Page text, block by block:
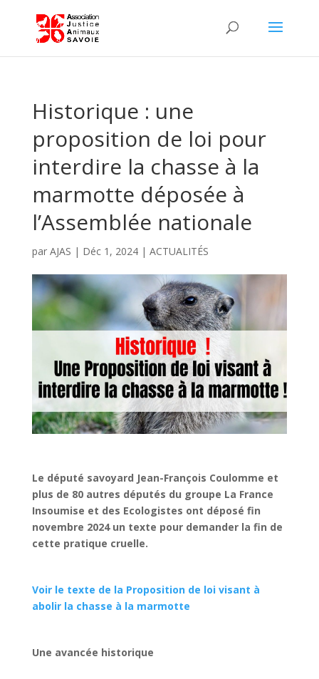
Historique : une
proposition de loi pour
interdire la chasse à la
marmotte déposée à
l’Assemblée nationale
par AJAS | Déc 1, 2024| ACTUALITÉS
Le député savoyard Jean-François Coulomme et
plus de 80 autres députés du groupe La France
Insoumise et des Ecologistes ont déposé fin
novembre 2024 un texte pour demander la fin de
cette pratique cruelle.
Voir le texte de la Proposition de loi visant à
abolir la chasse à la marmotte
Une avancée historique